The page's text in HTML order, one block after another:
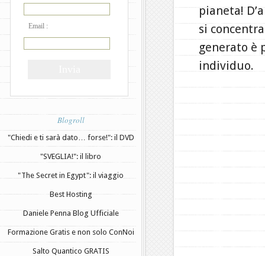
Email :
Blogroll
"Chiedi e ti sarà dato… forse!": il DVD
"SVEGLIA!": il libro
"The Secret in Egypt": il viaggio
Best Hosting
Daniele Penna Blog Ufficiale
Formazione Gratis e non solo ConNoi
Salto Quantico GRATIS
pianeta!
si
generato è
individuo.